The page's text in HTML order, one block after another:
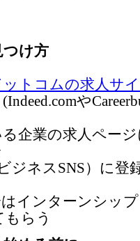
つけ方
トコムの求人サ
や
企業の求人ペー
ジネスSNS）に登
インターンシッ
らう